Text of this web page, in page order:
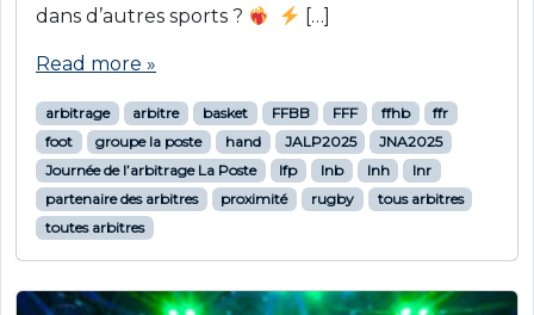
dans d’autres sports ?
[…]
Read more »
arbitrage arbitre basket FFBB FFF ffhb
ffr
foot
groupe la poste hand JALP2025
JNA2025
Journée de l’arbitrage La Poste
lfp lnb lnh
lnr
partenaire des arbitres
proximité rugby
tous arbitres
toutes arbitres